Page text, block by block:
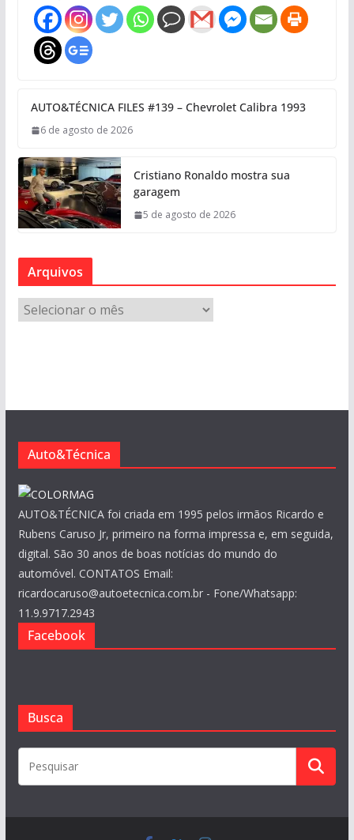
AUTO&TÉCNICA FILES #139 – Chevrolet Calibra 1993
6 de agosto de 2026
Cristiano Ronaldo mostra sua
garagem
5 de agosto de 2026
Arquivos
r
s
Auto&Técnica
AUTO&TÉCNICA foi criada em 1995 pelos irmãos Ricardo e
Rubens Caruso Jr, primeiro na forma impressa e, em seguida,
digital. São 30 anos de boas notícias do mundo do
automóvel. CONTATOS Email:
ricardocaruso@autoetecnica.com.br - Fone/Whatsapp:
11.9.9717.2943
Facebook
Busca